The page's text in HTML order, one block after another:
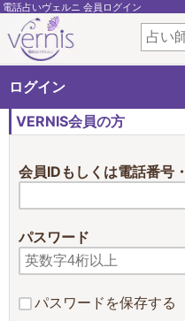
電話占いヴェルニ 会員ログイン
ログイン
VERNIS会員の方
会員IDもしくは電話番号
パスワード
パスワードを保存する